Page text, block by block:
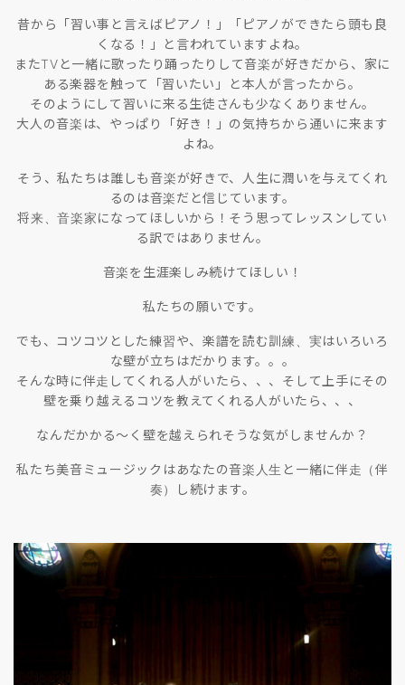
昔から「習い事と言えばピアノ！」「ピアノができたら頭も良
くなる！」と言われていますよね。
またTVと一緒に歌ったり踊ったりして音楽が好きだから、家に
ある楽器を触って「習いたい」と本人が言ったから。
そのようにして習いに来る生徒さんも少なくありません。
大人の音楽は、やっぱり「好き！」の気持ちから通いに来ます
よね。
そう、私たちは誰しも音楽が好きで、人生に潤いを与えてくれ
るのは音楽だと信じています。
将来、音楽家になってほしいから！そう思ってレッスンしてい
る訳ではありません。
音楽を生涯楽しみ続けてほしい！
私たちの願いです。
でも、コツコツとした練習や、楽譜を読む訓練、実はいろいろ
な壁が立ちはだかります。。。
そんな時に伴走してくれる人がいたら、、、そして上手にその
壁を乗り越えるコツを教えてくれる人がいたら、、、
なんだかかる〜く壁を越えられそうな気がしませんか？
私たち美音ミュージックはあなたの音楽人生と一緒に伴走（伴
奏）し続けます。